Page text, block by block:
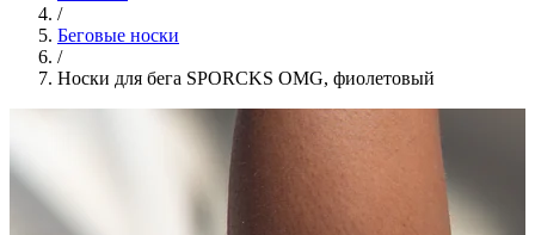
/
Беговые носки
/
Носки для бега SPORCKS OMG, фиолетовый